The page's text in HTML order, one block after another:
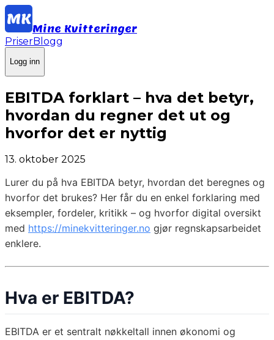
Mine Kvitteringer
PriserBlogg
Logg inn
EBITDA forklart – hva det betyr,
hvordan du regner det ut og
hvorfor det er nyttig
13. oktober 2025
Lurer du på hva EBITDA betyr, hvordan det beregnes og
hvorfor det brukes? Her får du en enkel forklaring med
eksempler, fordeler, kritikk – og hvorfor digital oversikt
med https://minekvitteringer.no gjør regnskapsarbeidet
enklere.
Hva er EBITDA?
EBITDA er et sentralt nøkkeltall innen økonomi og